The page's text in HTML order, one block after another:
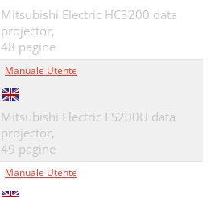
Mitsubishi Electric HC3200 data
projector,
48 pagine
Manuale Utente
Mitsubishi Electric ES200U data
projector,
49 pagine
Manuale Utente